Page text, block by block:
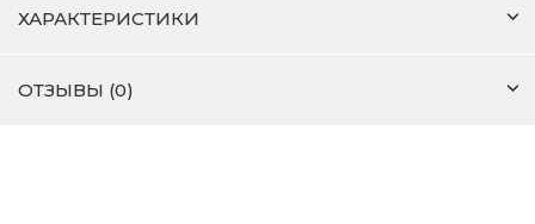
ХАРАКТЕРИСТИКИ
ОТЗЫВЫ (0)